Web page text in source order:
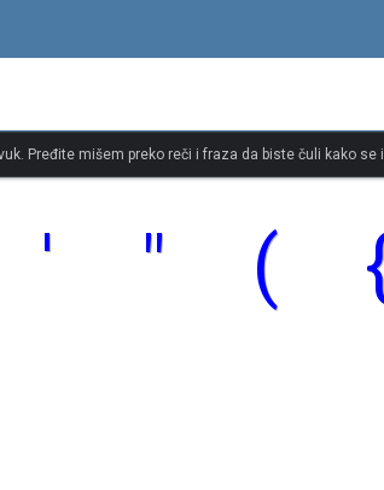
Pređite mišem preko reči i fraza da biste čuli kako se
' " (